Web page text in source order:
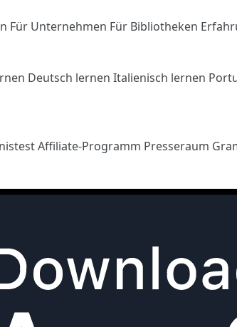
Für Unternehmen Für Bibliotheken
Deutsch lernen Italienisch lernen
Affiliate-Programm Presseraum